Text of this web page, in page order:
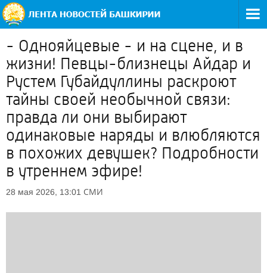
- Однояйцевые - и на сцене, и в
жизни! Певцы-близнецы Айдар и
Рустем Губайдуллины раскроют
тайны своей необычной связи:
правда ли они выбирают
одинаковые наряды и влюбляются
в похожих девушек? Подробности
в утреннем эфире!
28 мая 2026, 13:01 СМИ